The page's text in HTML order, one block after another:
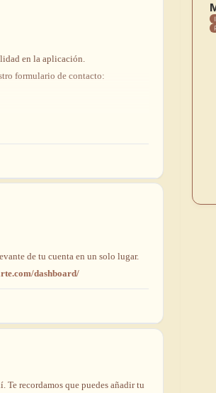
en la aplicación.
formulario de contacto:
de tu cuenta en un solo lugar.
dashboard/
Te recordamos que puedes añadir tu